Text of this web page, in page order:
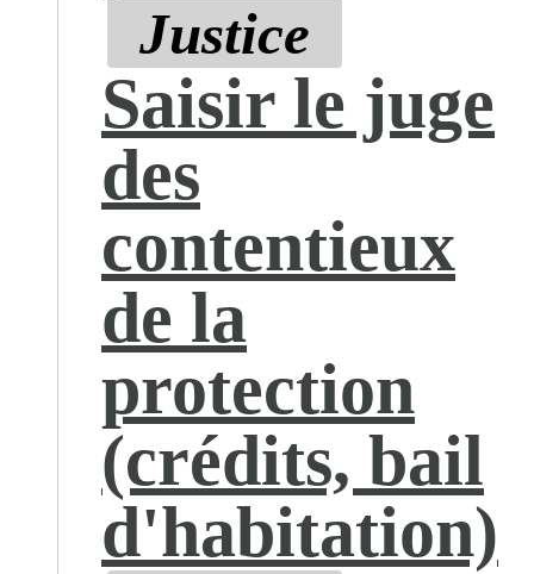
Justice
Saisir le juge
des
contentieux
de la
protection
(crédits, bail
d'habitation)